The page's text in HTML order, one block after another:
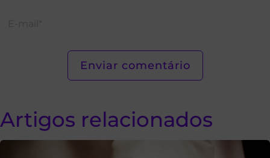
Artigos relacionados